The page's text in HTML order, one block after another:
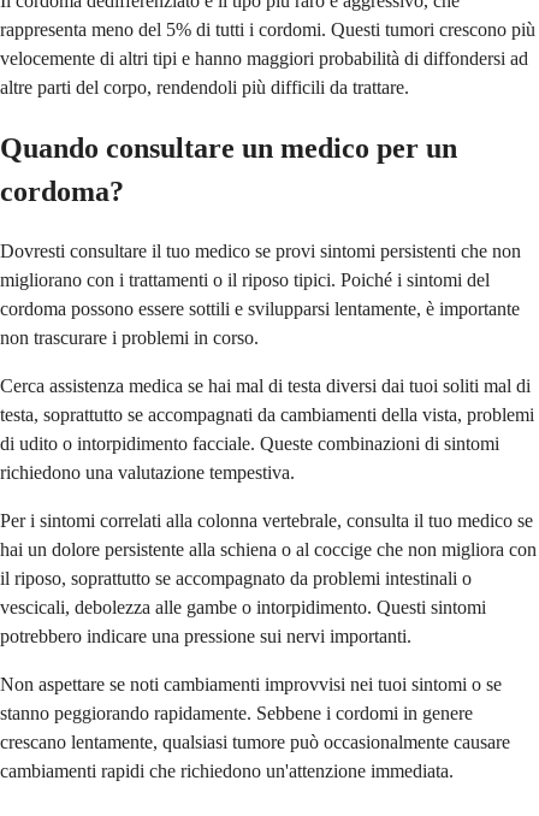
rappresenta meno del 5% di tutti i cordomi. Questi tumori crescono più
velocemente di altri tipi e hanno maggiori probabilità di diffondersi ad
altre parti del corpo, rendendoli più difficili da trattare.
Quando consultare un medico per un
cordoma?
Dovresti consultare il tuo medico se provi sintomi persistenti che non
migliorano con i trattamenti o il riposo tipici. Poiché i sintomi del
cordoma possono essere sottili e svilupparsi lentamente, è importante
non trascurare i problemi in corso.
Cerca assistenza medica se hai mal di testa diversi dai tuoi soliti mal di
testa, soprattutto se accompagnati da cambiamenti della vista, problemi
di udito o intorpidimento facciale. Queste combinazioni di sintomi
richiedono una valutazione tempestiva.
Per i sintomi correlati alla colonna vertebrale, consulta il tuo medico se
hai un dolore persistente alla schiena o al coccige che non migliora con
il riposo, soprattutto se accompagnato da problemi intestinali o
vescicali, debolezza alle gambe o intorpidimento. Questi sintomi
potrebbero indicare una pressione sui nervi importanti.
Non aspettare se noti cambiamenti improvvisi nei tuoi sintomi o se
stanno peggiorando rapidamente. Sebbene i cordomi in genere
crescano lentamente, qualsiasi tumore può occasionalmente causare
cambiamenti rapidi che richiedono un'attenzione immediata.